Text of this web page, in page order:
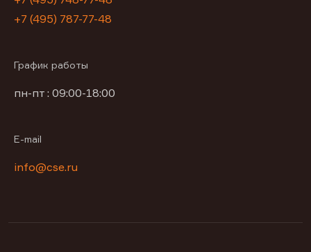
+7 (495) 787-77-48
График работы
пн-пт : 09:00-18:00
E-mail
info@cse.ru